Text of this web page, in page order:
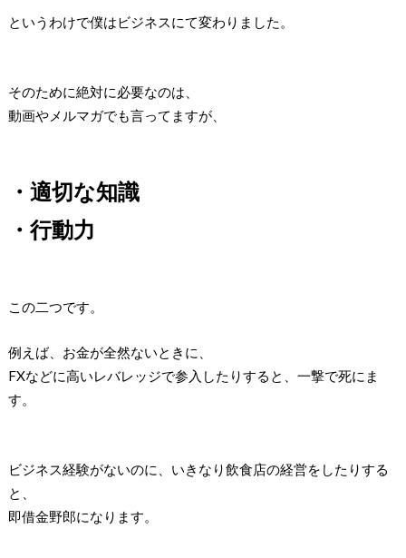
というわけで僕はビジネスにて変わりました。
そのために絶対に必要なのは、
動画やメルマガでも言ってますが、
・適切な知識
・行動力
この二つです。
例えば、お金が全然ないときに、
FXなどに高いレバレッジで参入したりすると、一撃で死にま
す。
ビジネス経験がないのに、いきなり飲食店の経営をしたりする
と、
即借金野郎になります。